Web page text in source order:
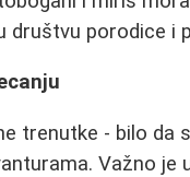
društvu porodice i
trenutke - bilo da
Važno je